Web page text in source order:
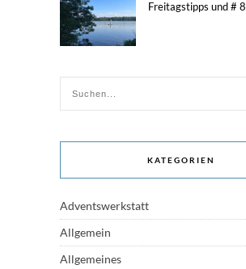
Freitagstipps und #
KATEGORIEN
Adventswerkstatt
Allgemein
Allgemeines